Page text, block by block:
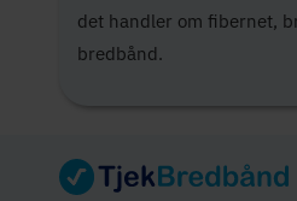
det handler om fibernet,
bredbånd.